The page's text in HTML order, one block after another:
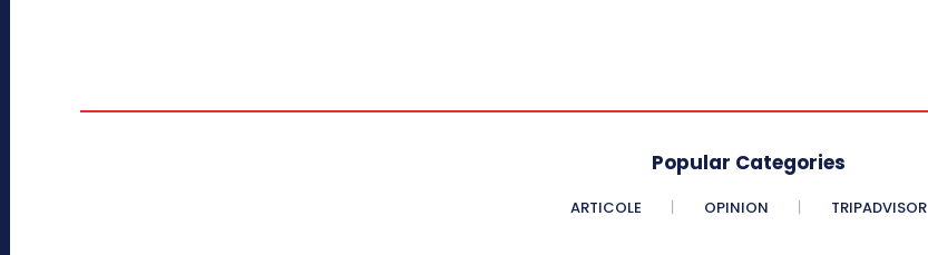
Popular Categories
ARTICOLE OPINION TRIPADVISOR